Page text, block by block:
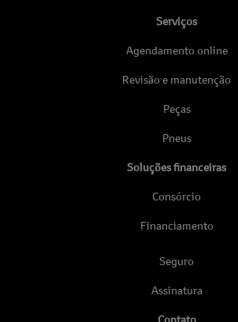
Serviços
Agendamento online
Revisão e manutenção
Peças
Pneus
Soluções financeiras
Consórcio
Financiamento
Seguro
Assinatura